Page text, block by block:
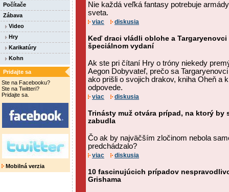
Počítače
Zábava
Video
Hry
Karikatúry
Kohn
Pridajte sa
Ste na Facebooku?
Ste na Twitteri?
Pridajte sa.
Mobilná verzia
Nie každá veľká fantasy potrebuje
sveta.
viac diskusia
Keď draci vládli oblohe a
špeciálnom vydaní
Ak ste pri čítaní Hry o tróny niekedy
Aegon Dobyvateľ, prečo sa
ako prišli o svojich drakov, kniha Oheň a
odpovede.
viac diskusia
Trinásty muž otvára prípad, na ktorý
zabudla
Čo ak by najväčším zločinom nebola
predchádzalo?
viac diskusia
10 fascinujúcich prípadov
Grishama